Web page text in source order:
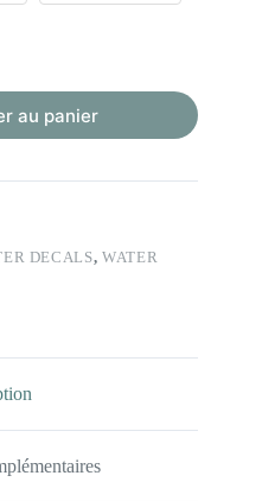
au panier
DECALS,WATER